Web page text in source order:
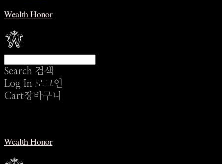
Wealth Honor
Search 검색
Log In 로그인
Cart장바구니
Wealth Honor